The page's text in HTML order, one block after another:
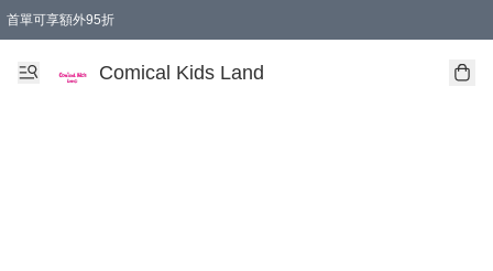
首單可享額外95折
Comical Kids Land